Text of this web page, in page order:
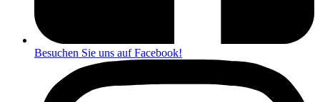
Besuchen Sie uns auf Facebook!